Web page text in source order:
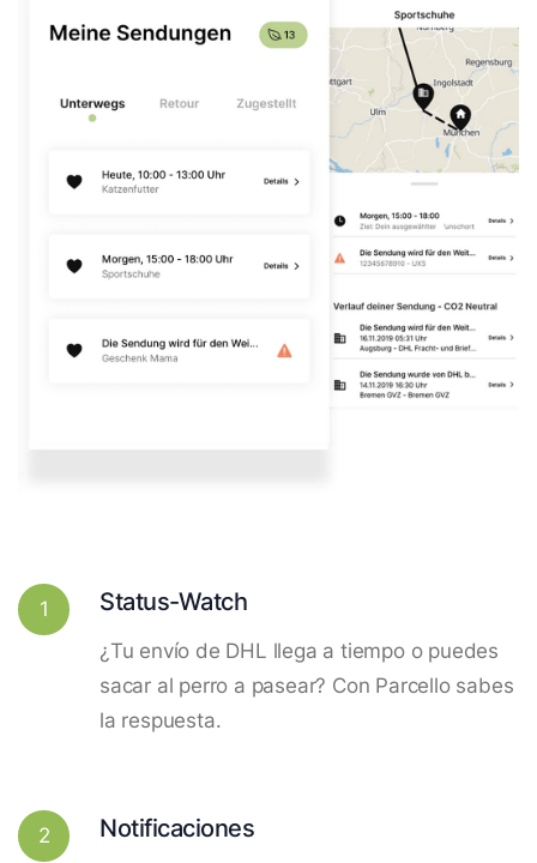
1 Status-Watch
¿Tu envío de DHL llega a tiempo o puedes
sacar al perro a pasear? Con Parcello sabes
la respuesta.
2 Notificaciones